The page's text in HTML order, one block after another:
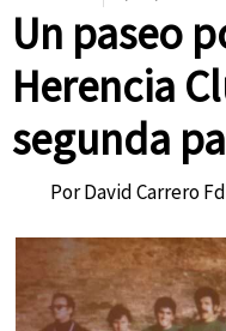
Un paseo
Herencia
segunda
PorDavid Carrero